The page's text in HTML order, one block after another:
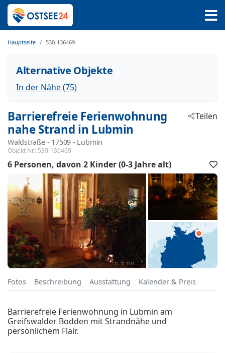
Hauptseite 530-136469
Alternative Objekte
In der Nähe (75)
Barrierefreie Ferienwohnung
nahe Strand in Lubmin
Waldstraße - 17509 - Lubmin
Objekt Nr.: 530-136469
Teilen
6 Personen davon 2 Kinder (0-3 Jahre alt)
Fotos Beschreibung Ausstattung Kalender & Preis
Barrierefreie Ferienwohnung in Lubmin am
Greifswalder Bodden mit Strandnähe und
persönlichem Flair.